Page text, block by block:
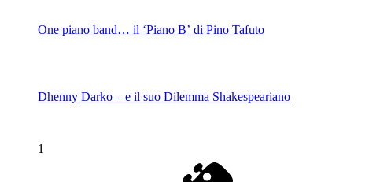
One piano band… il ‘Piano B’ di Pino Tafuto
Dhenny Darko – e il suo Dilemma Shakespeariano
1